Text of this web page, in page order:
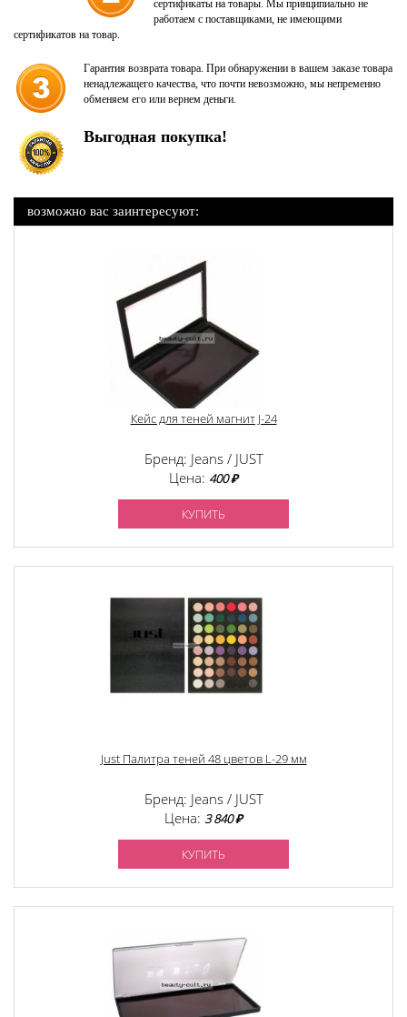
сертификаты на товары. Мы принципиально не
работаем с поставщиками, не имеющими
сертификатов на товар.
Гарантия возврата товара. При обнаружении в вашем заказе товара
ненадлежащего качества, что почти невозможно, мы непременно
обменяем его или вернем деньги.
Выгодная покупка!
возможно вас заинтересуют:
Кейс для теней магнит J-24
Бренд: Jeans / JUST
Цена: 400 ₽
КУПИТЬ
Just Палитра теней 48 цветов L-29 мм
Бренд: Jeans / JUST
Цена: 3 840 ₽
КУПИТЬ